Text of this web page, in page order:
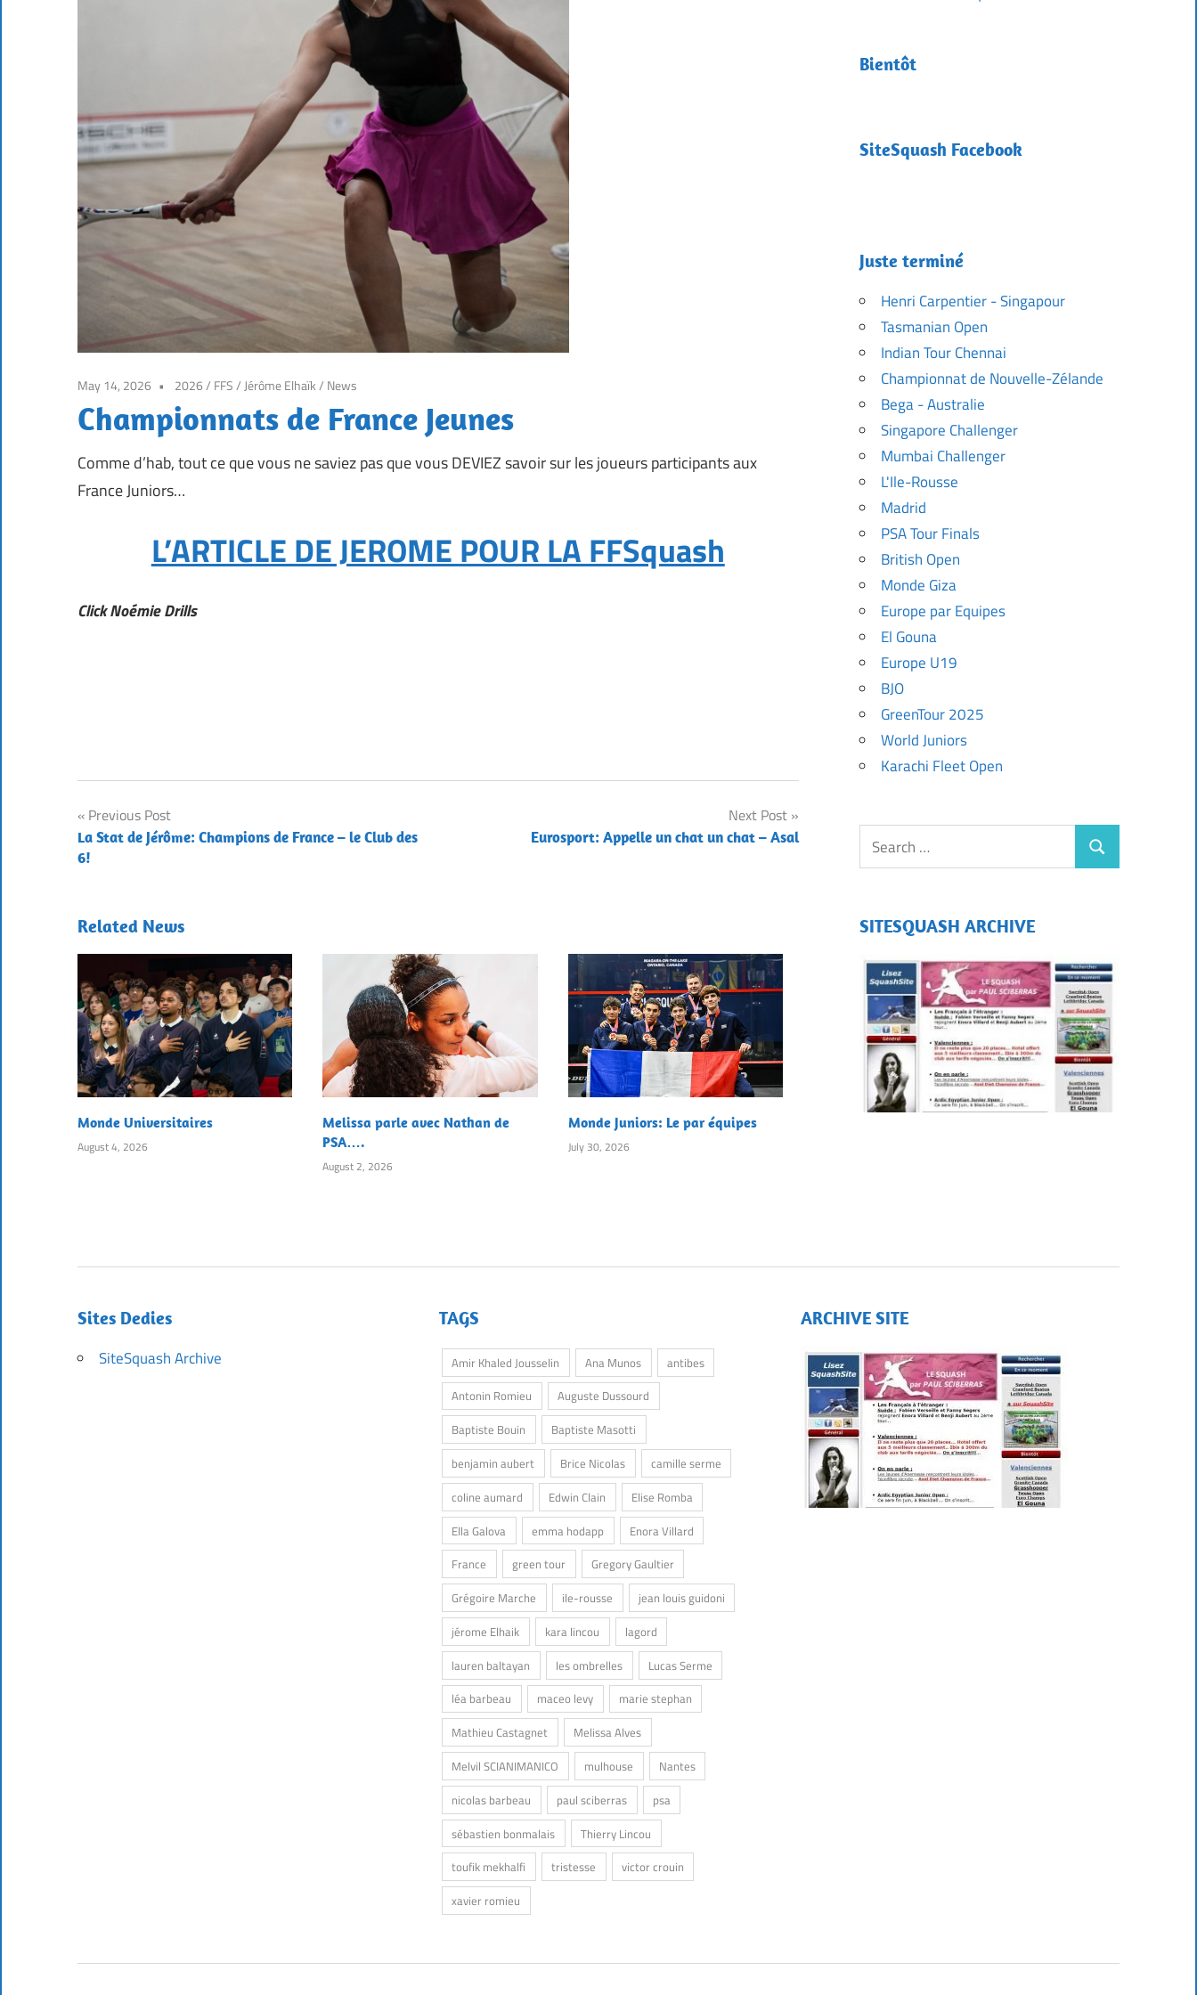
May 14, 2026 2026/ FFS/ Jérôme Elhaïk/ News
Championnats de France Jeunes
Comme d’hab, tout ce que vous ne saviez pas que vous DEVIEZ savoir sur les joueurs participants aux
France Juniors…
L’ARTICLE DE JEROME POUR LA FFSquash
Click Noémie Drills
Post
navigation
Previous Post
La Stat de Jérôme: Champions de France – le Club des
6!
Next Post
Eurosport: Appelle un chat un chat – Asal
Related News
Monde Universitaires
August 4, 2026
Melissa parle avec Nathan de
PSA….
August 2, 2026
Monde Juniors: Le par équipes
July 30, 2026
Bientôt
SiteSquash Facebook
Juste terminé
Henri Carpentier - Singapour
Tasmanian Open
Indian Tour Chennai
Championnat de Nouvelle-Zélande
Bega - Australie
Singapore Challenger
Mumbai Challenger
L'Ile-Rousse
Madrid
PSA Tour Finals
British Open
Monde Giza
Europe par Equipes
El Gouna
Europe U19
BJO
GreenTour 2025
World Juniors
Karachi Fleet Open
SITESQUASH ARCHIVE
Sites Dedies
SiteSquash Archive
TAGS
Amir Khaled Jousselin Ana Munos
antibes
Antonin Romieu
Auguste Dussourd
Baptiste Bouin
Baptiste Masotti
benjamin aubert
Brice Nicolas
camille serme
coline aumard
Edwin Clain
Elise Romba
Ella Galova
emma hodapp
Enora Villard
France
green tour
Gregory Gaultier
Grégoire Marche
ile-rousse
jean louis guidoni
jérome Elhaik
kara lincou
lagord
lauren baltayan
les ombrelles
Lucas Serme
léa barbeau
maceo levy
marie stephan
Mathieu Castagnet
Melissa Alves
Melvil SCIANIMANICO
mulhouse
Nantes
nicolas barbeau
paul sciberras
psa
sébastien bonmalais
Thierry Lincou
toufik mekhalfi
tristesse
victor crouin
xavier romieu
ARCHIVE SITE